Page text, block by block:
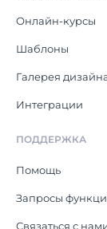
Онлайн-курсы
Шаблоны
Галерея
Интеграции
ПОДДЕРЖКА
Помощь
Запросы
Связаться с